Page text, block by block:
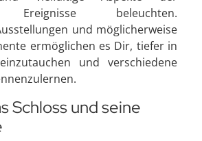
Ereignisse beleuchten.
und möglicherweise
ermöglichen es Dir, tiefer in
und verschiedene
Schloss und seine